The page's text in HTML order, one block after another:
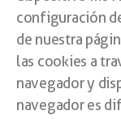
configuración
de nuestra
las cookies a
navegador y
navegador es